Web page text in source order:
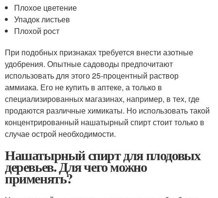
Плохое цветение
Упадок листьев
Плохой рост
При подобных признаках требуется внести азотные
удобрения. Опытные садоводы предпочитают
использовать для этого 25-процентный раствор
аммиака. Его не купить в аптеке, а только в
специализированных магазинах, например, в тех, где
продаются различные химикаты. Но использовать такой
концентрированный нашатырный спирт стоит только в
случае острой необходимости.
Нашатырный спирт для плодовых
деревьев. Для чего можно
применять?